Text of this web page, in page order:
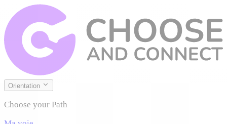
Orientation
Choose your Path